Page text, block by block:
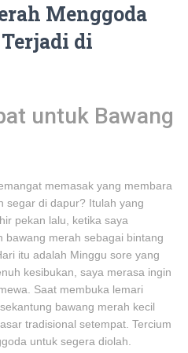
Menggoda
di
untuk Bawang
memasak yang membara
segar di dapur? Itulah yang
pekan lalu, ketika saya
bawang merah sebagai bintang
itu adalah Minggu sore yang
kesibukan, saya merasa ingin
Saat membuka lemari
bawang merah kecil
tradisional setempat. Tercium
untuk segera diolah.